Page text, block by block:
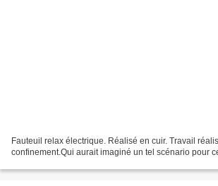
Fauteuil relax électrique. Réalisé en cuir. Travail
confinement.Qui aurait imaginé un tel scénario pour